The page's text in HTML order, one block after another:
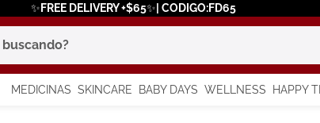
✨FREE DELIVERY +$65✨| CODIGO:FD65
MEDICINAS SKINCARE BABY DAYS WELLNESS HAPPY
más buscados